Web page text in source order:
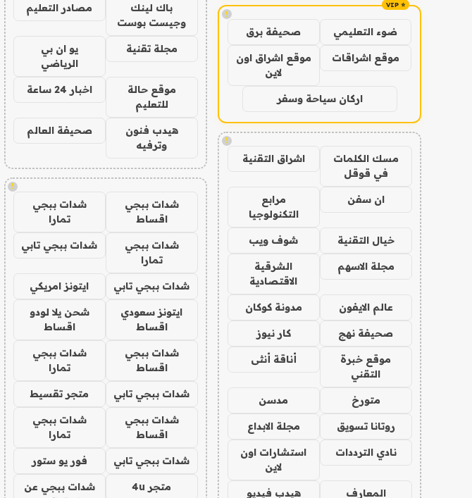
!
ضوء التعليمي صحيفة برق
موقع اشراقات
موقع اشراق اون
لاين
اركان سياحة وسفر
!
مسك الكلمات
في قوقل
اشراق التقنية
ان سفن
مرابع
التكنولوجيا
خيال التقنية شوف ويب
مجلة الاسهم
الشرقية
الاقتصادية
عالم الايفون مدونة كوكان
صحيفة نهج كار نيوز
موقع خبرة
التقني
أناقة أنثى
متورخ مدسن
روتانا تسويق مجلة الابداع
نادي الترددات
استشارات اون
لاين
المعارف هيدب فيديو
باك لينك
وجيست بوست
مصادر التعليم
مجلة تقنية
يو ان بي
الرياضي
موقع حالة
للتعليم
اخبار 24 ساعة
هيدب فنون
وترفيه
صحيفة العالم
!
شدات ببجي
اقساط
شدات ببجي
تمارا
شدات ببجي
تمارا
شدات ببجي تابي
شدات ببجي تابي ايتونز امريكي
ايتونز سعودي
اقساط
شحن يلا لودو
اقساط
شدات ببجي
اقساط
شدات ببجي
تمارا
شدات ببجي تابي متجر تقسيط
شدات ببجي
اقساط
شدات ببجي
تمارا
شدات ببجي تابي فور يو ستور
متجر 4u
شدات ببجي عن